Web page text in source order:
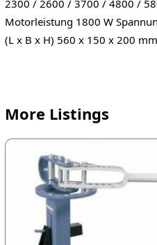
2300 / 2600 / 3700 / 4800 /
Motorleistung 1800 W
(L x B x H) 560 x 150 x 200
More Listings